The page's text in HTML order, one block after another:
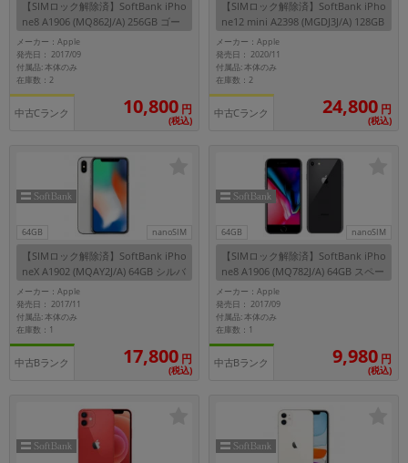
【SIMロック解除済】SoftBank iPho
ne8 A1906 (MQ862J/A) 256GB ゴー
ルド
メーカー：Apple
発売日： 2017/09
付属品: 本体のみ
在庫数：2
中古Cランク 10,800 円
(税込)
【SIMロック解除済】SoftBank iPho
ne12 mini A2398 (MGDJ3J/A) 128GB
ブラック
メーカー：Apple
発売日： 2020/11
付属品: 本体のみ
在庫数：2
中古Cランク 24,800 円
(税込)
64GB nanoSIM
【SIMロック解除済】SoftBank iPho
neX A1902 (MQAY2J/A) 64GB シルバ
ー
メーカー：Apple
発売日： 2017/11
付属品: 本体のみ
在庫数：1
中古Bランク 17,800 円
(税込)
64GB nanoSIM
【SIMロック解除済】SoftBank iPho
ne8 A1906 (MQ782J/A) 64GB スペー
スグレイ
メーカー：Apple
発売日： 2017/09
付属品: 本体のみ
在庫数：1
中古Bランク 9,980 円
(税込)